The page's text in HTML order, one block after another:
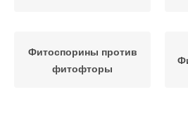
Фитоспорины против
фитофторы